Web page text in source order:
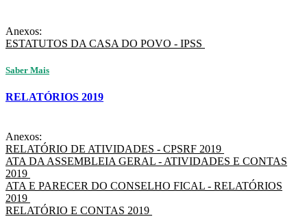
Anexos:
ESTATUTOS DA CASA DO POVO - IPSS
Saber Mais
RELATÓRIOS 2019
Anexos:
RELATÓRIO DE ATIVIDADES - CPSRF 2019
ATA DA ASSEMBLEIA GERAL - ATIVIDADES E CONTAS
2019
ATA E PARECER DO CONSELHO FICAL - RELATÓRIOS
2019
RELATÓRIO E CONTAS 2019